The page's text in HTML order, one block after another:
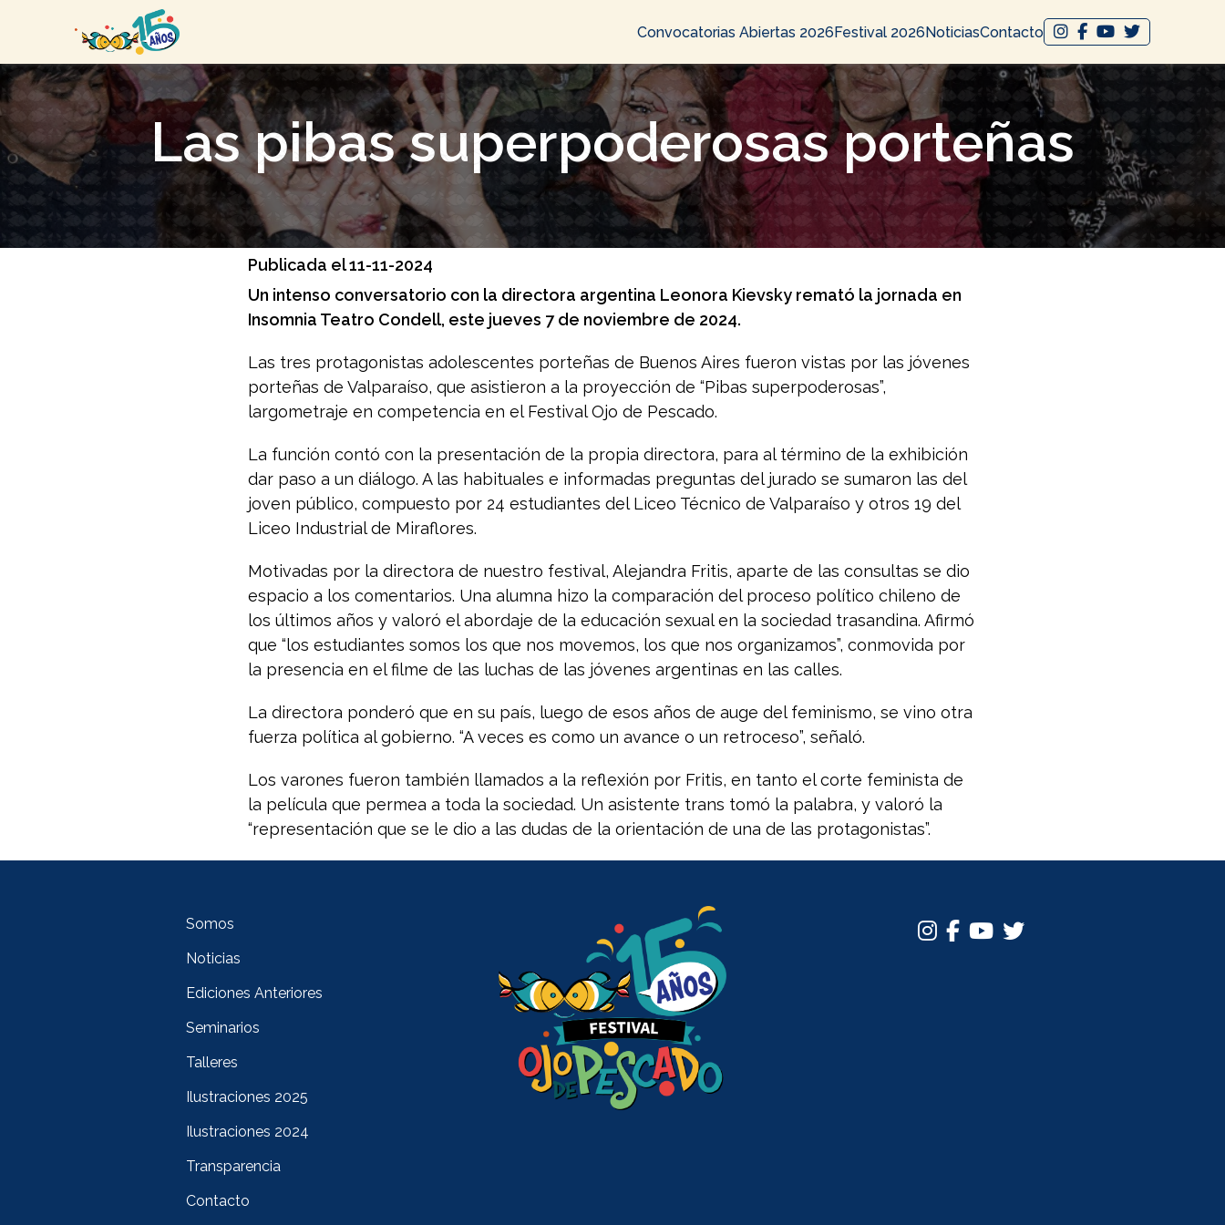
Convocatorias Abiertas 2026Festival 2026NoticiasContacto
Las pibas superpoderosas porteñas
Publicada el 11-11-2024
Un intenso conversatorio con la directora argentina Leonora Kievsky remató la jornada en
Insomnia Teatro Condell, este jueves 7 de noviembre de 2024.
Las tres protagonistas adolescentes porteñas de Buenos Aires fueron vistas por las jóvenes
porteñas de Valparaíso, que asistieron a la proyección de “Pibas superpoderosas”,
largometraje en competencia en el Festival Ojo de Pescado.
La función contó con la presentación de la propia directora, para al término de la exhibición
dar paso a un diálogo. A las habituales e informadas preguntas del jurado se sumaron las del
joven público, compuesto por 24 estudiantes del Liceo Técnico de Valparaíso y otros 19 del
Liceo Industrial de Miraflores.
Motivadas por la directora de nuestro festival, Alejandra Fritis, aparte de las consultas se dio
espacio a los comentarios. Una alumna hizo la comparación del proceso político chileno de
los últimos años y valoró el abordaje de la educación sexual en la sociedad trasandina. Afirmó
que “los estudiantes somos los que nos movemos, los que nos organizamos”, conmovida por
la presencia en el filme de las luchas de las jóvenes argentinas en las calles.
La directora ponderó que en su país, luego de esos años de auge del feminismo, se vino otra
fuerza política al gobierno. “A veces es como un avance o un retroceso”, señaló.
Los varones fueron también llamados a la reflexión por Fritis, en tanto el corte feminista de
la película que permea a toda la sociedad. Un asistente trans tomó la palabra, y valoró la
“representación que se le dio a las dudas de la orientación de una de las protagonistas”.
Somos
Noticias
Ediciones Anteriores
Seminarios
Talleres
Ilustraciones 2025
Ilustraciones 2024
Transparencia
Contacto